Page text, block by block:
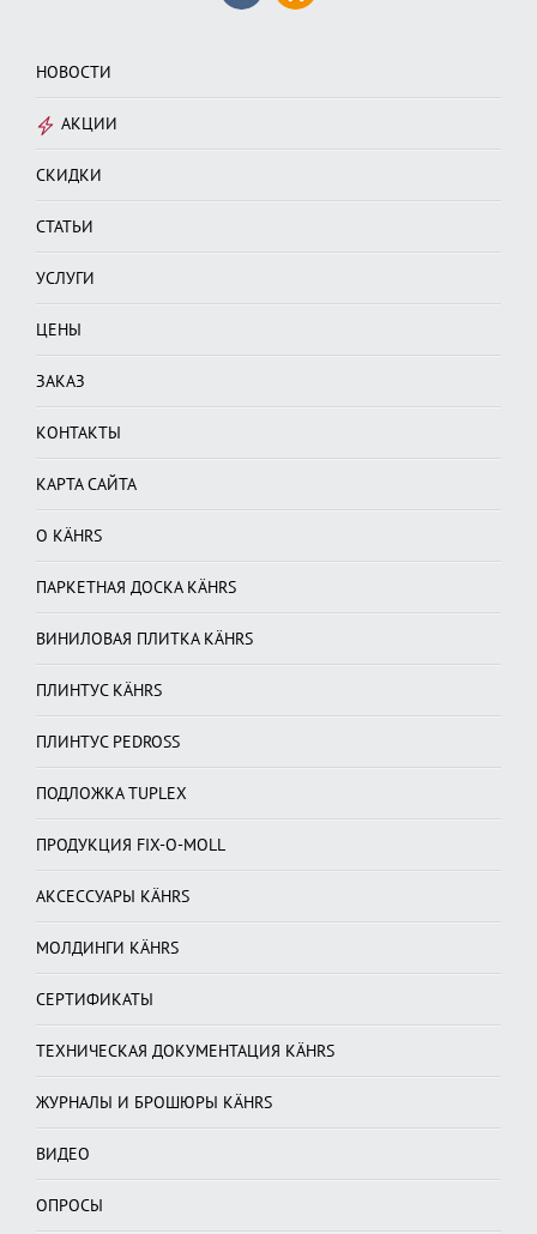
НОВОСТИ
АКЦИИ
СКИДКИ
СТАТЬИ
УСЛУГИ
ЦЕНЫ
ЗАКАЗ
КОНТАКТЫ
КАРТА САЙТА
О KÄHRS
ПАРКЕТНАЯ ДОСКА KÄHRS
ВИНИЛОВАЯ ПЛИТКА KÄHRS
ПЛИНТУС KÄHRS
ПЛИНТУС PEDROSS
ПОДЛОЖКА TUPLEX
ПРОДУКЦИЯ FIX-O-MOLL
АКСЕССУАРЫ KÄHRS
МОЛДИНГИ KÄHRS
СЕРТИФИКАТЫ
ТЕХНИЧЕСКАЯ ДОКУМЕНТАЦИЯ KÄHRS
ЖУРНАЛЫ И БРОШЮРЫ KÄHRS
ВИДЕО
ОПРОСЫ